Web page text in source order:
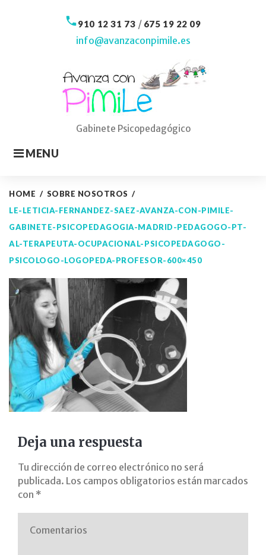
Gabinete Psicopedagógico
MENU
call910 12 31 73 / 675 19 22 09
info@avanzaconpimile.es
HOME / SOBRE NOSOTROS /
LE-LETICIA-FERNANDEZ-SAEZ-AVANZA-CON-PIMILE-
GABINETE-PSICOPEDAGOGIA-MADRID-PEDAGOGO-PT-
AL-TERAPEUTA-OCUPACIONAL-PSICOPEDAGOGO-
PSICOLOGO-LOGOPEDA-PROFESOR-600×450
le-
leticia-
fernandez-
saez-
avanza-
con-
pimile-
gabinete-
psicopedagogia-
madrid-
Deja una respuesta
Tu dirección de correo electrónico no será
publicada. Los campos obligatorios están marcados
con *